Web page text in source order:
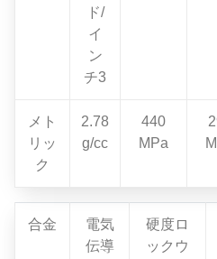
ド/
イ
ン
チ3
メト
リッ
ク
2.78
g/cc
440
MPa
合金
電気
伝導
硬度ロ
ックウ